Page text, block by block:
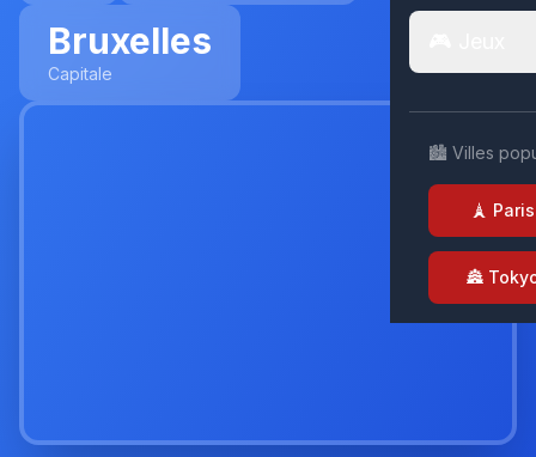
🏙️ Villes
🗼 Paris
🏯
Bruxelles
Capitale